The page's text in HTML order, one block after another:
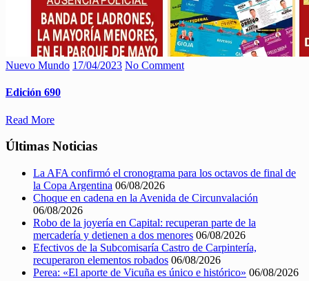
Nuevo Mundo 17/04/2023 No Comment
Edición 690
Read More
Últimas Noticias
La AFA confirmó el cronograma para los octavos de final de
la Copa Argentina 06/08/2026
Choque en cadena en la Avenida de Circunvalación
06/08/2026
Robo de la joyería en Capital: recuperan parte de la
mercadería y detienen a dos menores 06/08/2026
Efectivos de la Subcomisaría Castro de Carpintería,
recuperaron elementos robados 06/08/2026
Perea: «El aporte de Vicuña es único e histórico» 06/08/2026